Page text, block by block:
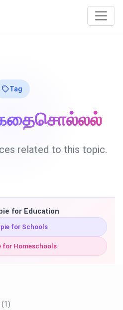
Tag
கதைசொல்லல்
related to this topic.
for Education
for Schools
for Homeschools
(1)